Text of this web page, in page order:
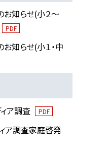
知らせ(小２～
PDF
知らせ(小１・中
ア調査 PDF
ア調査家庭啓発